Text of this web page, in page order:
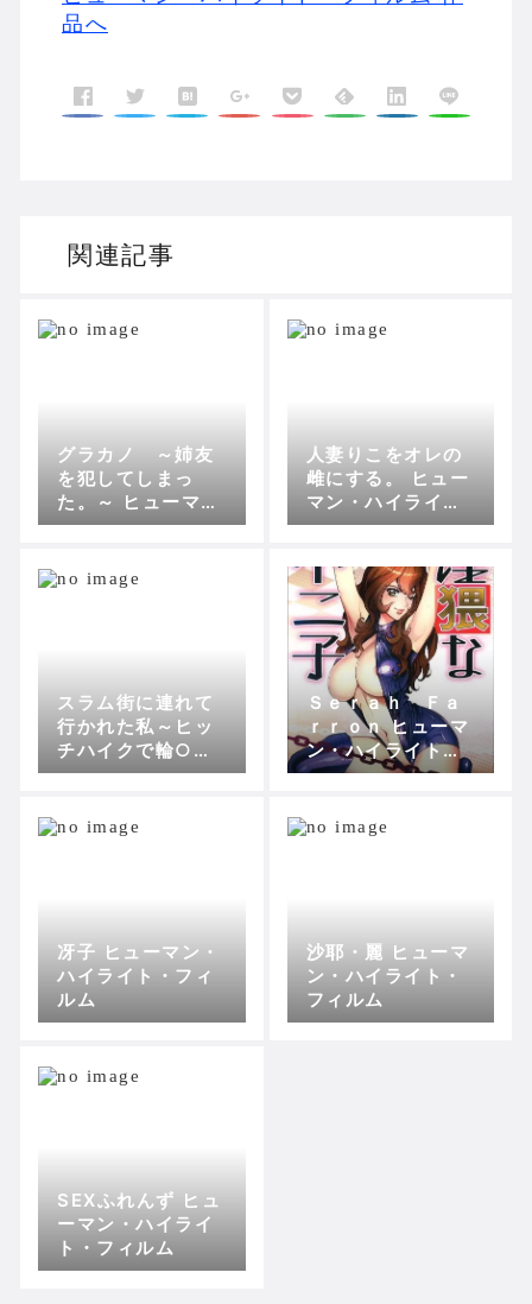
品へ
関連記事
グラカノ ～姉友
を犯してしまっ
た。～ ヒューマ
ン・ハイライト・
人妻りこをオレの
雌にする。 ヒュー
マン・ハイライ
ト・フィルム
スラム街に連れて
行かれた私～ヒッ
チハイクで輪○地
獄～ ヒューマン・
ルム
Ｓｅｒａｈ Ｆａ
ｒｒｏｎ ヒューマ
ン・ハイライト・
フィルム
冴子 ヒューマン・
ハイライト・フィ
ルム
沙耶・麗 ヒューマ
ン・ハイライト・
フィルム
SEXふれんず ヒュ
ーマン・ハイライ
ト・フィルム